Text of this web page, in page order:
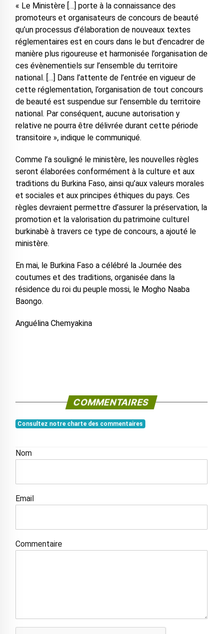
« Le Ministère […] porte à la connaissance des
promoteurs et organisateurs de concours de beauté
qu’un processus d’élaboration de nouveaux textes
réglementaires est en cours dans le but d’encadrer de
manière plus rigoureuse et harmonisée l’organisation de
ces évènementiels sur l’ensemble du territoire
national. […] Dans l’attente de l’entrée en vigueur de
cette réglementation, l’organisation de tout concours
de beauté est suspendue sur l’ensemble du territoire
national. Par conséquent, aucune autorisation y
relative ne pourra être délivrée durant cette période
transitoire », indique le communiqué.
Comme l’a souligné le ministère, les nouvelles règles
seront élaborées conformément à la culture et aux
traditions du Burkina Faso, ainsi qu’aux valeurs morales
et sociales et aux principes éthiques du pays. Ces
règles devraient permettre d’assurer la préservation, la
promotion et la valorisation du patrimoine culturel
burkinabè à travers ce type de concours, a ajouté le
ministère.
En mai, le Burkina Faso a célébré la Journée des
coutumes et des traditions, organisée dans la
résidence du roi du peuple mossi, le Mogho Naaba
Baongo.
Anguélina Chemyakina
COMMENTAIRES
Consultez notre charte des commentaires
Nom
Email
Commentaire